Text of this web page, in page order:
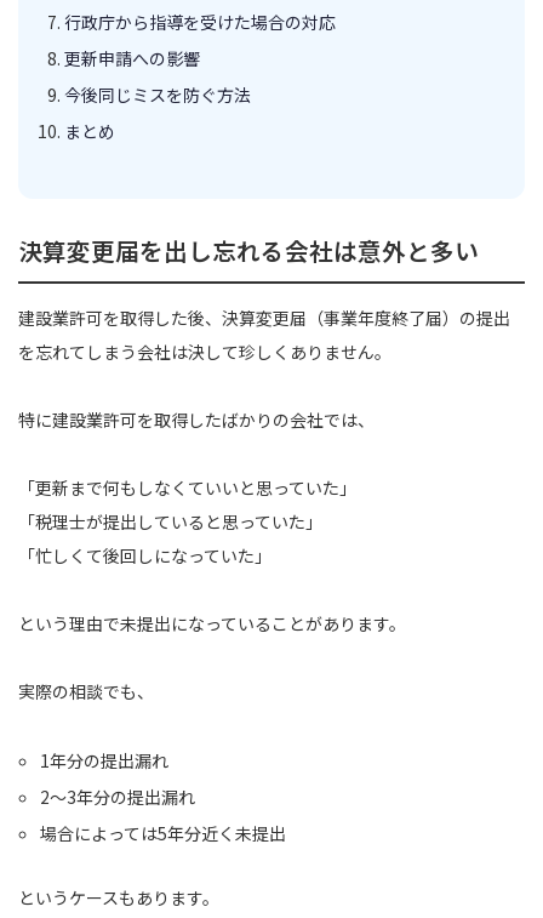
行政庁から指導を受けた場合の対応
更新申請への影響
今後同じミスを防ぐ方法
まとめ
決算変更届を出し忘れる会社は意外と多い
建設業許可を取得した後、決算変更届（事業年度終了届）の提出
を忘れてしまう会社は決して珍しくありません。
特に建設業許可を取得したばかりの会社では、
「更新まで何もしなくていいと思っていた」
「税理士が提出していると思っていた」
「忙しくて後回しになっていた」
という理由で未提出になっていることがあります。
実際の相談でも、
1年分の提出漏れ
2〜3年分の提出漏れ
場合によっては5年分近く未提出
というケースもあります。